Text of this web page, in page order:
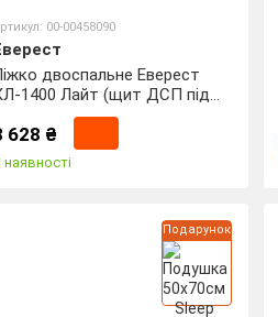
00-00458090
двоспальне Еверест
1400 Лайт (щит ДСП під
матрац) 140х200 см Німфея
(DTM-4656)
628 ₴
наявності
Подарунок